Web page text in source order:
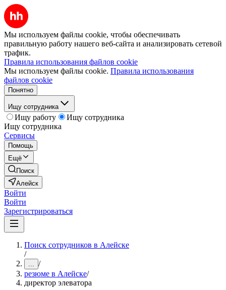
Мы используем файлы cookie, чтобы обеспечивать
правильную работу нашего веб-сайта и анализировать сетевой
трафик.
Правила использования файлов cookie
Мы используем файлы cookie. Правила использования
файлов cookie
Понятно
Ищу сотрудника
Ищу работу
Ищу сотрудника
Ищу сотрудника
Сервисы
Помощь
Ещё
Поиск
Алейск
Войти
Войти
Зарегистрироваться
Поиск сотрудников в Алейске
/
... /
резюме в Алейске/
директор элеватора